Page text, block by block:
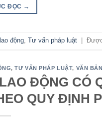
ĐỌC →
động, Tư vấn pháp luật
,TƯ VẤN PHÁP LUẬT, VĂN
ĐỘNG CÓ
QUY ĐỊNH